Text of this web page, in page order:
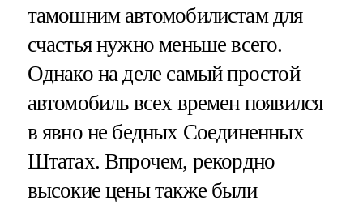
тамошним автомобилистам для
счастья нужно меньше всего.
Однако на деле самый простой
автомобиль всех времен появился
в явно не бедных Соединенных
Штатах. Впрочем, рекордно
высокие цены также были